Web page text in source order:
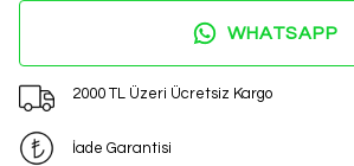
WHATSAPP
2000 TL Üzeri Ücretsiz Kargo
İade Garantisi